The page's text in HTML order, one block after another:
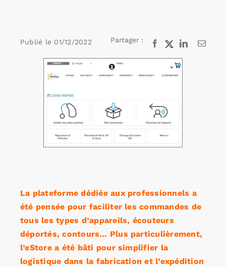
Annonces emploi
Publié le 01/12/2022 Partager : Facebook
X LinkedInEmail
l'image
agrandie
La plateforme dédiée aux professionnels a
été pensée pour faciliter les commandes de
tous les types d’appareils, écouteurs
déportés, contours… Plus particulièrement,
l’eStore a été bâti pour simplifier la
logistique dans la fabrication et l’expédition